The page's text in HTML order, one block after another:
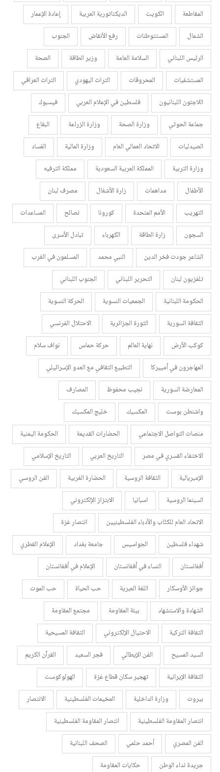
المقاطعة
الكويت الديكتاتورية العربية
إعادة الإعمار
الشمال
المستتوطنات رفع الأنقاض
الجنوب
الرئيس اللبناني
السلامة العامة وزير الطاقة
الصحة
المستشفيات
المحروقات التراث اليهودي
التراث العراقي
اللاجئون اللبنانيون
فلسطين في الإعلام العربي
فيسبوك
جماعة الحوثي
وزارة الصحة وزارة الزراعة
البقاع
الصيدليات
الاتحاد العمالي العام وزارة المالية
الفساد
وزارة التربية
المملكة العربية السعودية
مملكة الترفيه
الأطفال
مداهمات زارة الأشغال
مصرف لبنان
التهريب
الأمم المتحدة كورونا نصائح
المساعدات
السجون
زارة الطاقة الكهرباء
تبادل الأسرى
الشاعر جودت فخر الدين
النبي محمد
المسلمون في الغرب
تلفزيون لبنان
التحرير اللبناني
الجنوب اللبناني
الحكومة اللبنانية
الجمعيات النسوية
الحركة النسوية
الثقافة السورية
الثورة الجزائرية
الاحتلال الفرنسي
كوكب الأرض
نهاية العالم حركة حماس
نواف سلام
المهاجرون في أمييركا
التطبيع الثقافي مع العدو الإسرائيلي
المعارضة السورية
نجيب محفوظ
المصارف
واشنطن بوست
المكسيك
خليج المكسيك
منصات التواصل الاجتماعي
الحضارات القديمة
الحكومة اليمنية
الاختفاء القسري في مصر
التاريخ العربي
التاريخ الإسلامي
الإمبريالية
الثقافة الروسية الحضارة الغربية
الفن الروسي
السينما الروسية
اسبانيا
الابتزاز الإلكتروني
الاتحاد العام للكتّاب والأدباء الفلسطينيين
انتصار غزة
شهداء فلسطين
الجواسيس جامعة بغداد
الإعلام القطري
أفغانستان
النساء في أفغانستان
الإعلام في أفغانستان
جوائز الأوسكار
اللغة العبرية حب الحياة
حب الموت
الشهادة والاستشهاد
بيئة المقاومة
مجتمع المقاومة
الثقافة التركية
الاحتيال الإلكتروني
الثقافة المسيحية
السيد المسيح
الفن الإيطالي فجر السعيد
القرآن الكريم
الثقافة الإيرانية
تهجير سكان قطاع غزة
الهولوكوست
بيروت
وزارة الداخلية المخيمات الفلسطينية
الانتصار
انتصار المقاومة الفلسطينية
انتصار المقاومة الفلسطينية
الفن المصري
أحمد حلمي
الصحف اللبنانية
جريدة نداء الوطن
حكايات المقاومة